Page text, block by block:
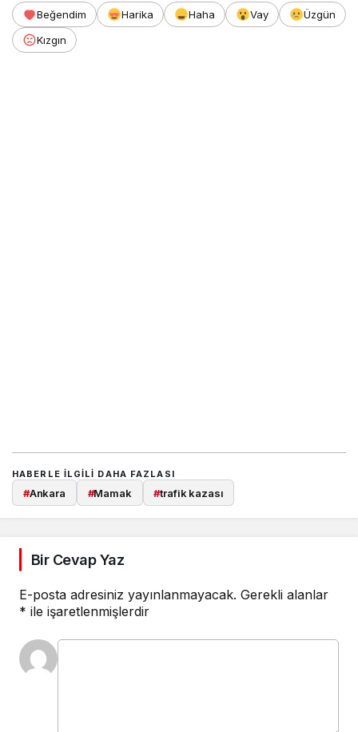
Beğendim Harika Haha Vay
Üzgün
Kızgın
HABERLE ILGILI DAHA FAZLASI
#Ankara #Mamak #trafik kazası
Bir Cevap Yaz
E-posta adresiniz yayınlanmayacak. Gerekli alanlar
* ile işaretlenmişlerdir